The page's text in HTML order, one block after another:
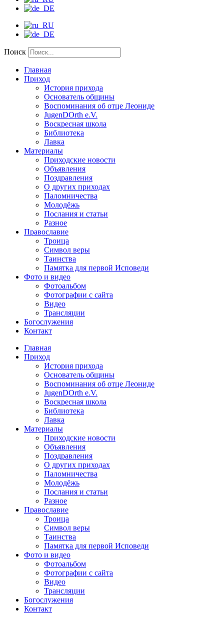
Поиск
Главная
Приход
История прихода
Основатель общины
Воспоминания об отце Леониде
JugenDOrth e.V.
Воскресная школа
Библиотека
Лавка
Материалы
Приходские новости
Объявления
Поздравления
О других приходах
Паломничества
Молодёжь
Послания и статьи
Разное
Православие
Троица
Символ веры
Таинства
Памятка для первой Исповеди
Фото и видео
Фотоальбом
Фотографии с сайта
Видео
Трансляции
Богослужения
Контакт
Главная
Приход
История прихода
Основатель общины
Воспоминания об отце Леониде
JugenDOrth e.V.
Воскресная школа
Библиотека
Лавка
Материалы
Приходские новости
Объявления
Поздравления
О других приходах
Паломничества
Молодёжь
Послания и статьи
Разное
Православие
Троица
Символ веры
Таинства
Памятка для первой Исповеди
Фото и видео
Фотоальбом
Фотографии с сайта
Видео
Трансляции
Богослужения
Контакт